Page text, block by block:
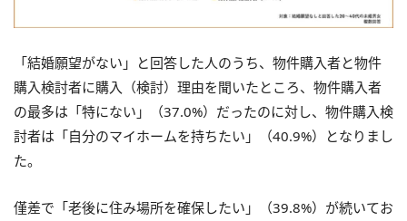
「結婚願望がない」と回答した人のうち、物件購入者と物件
購入検討者に購入（検討）理由を聞いたところ、物件購入者
の最多は「特にない」（37.0%）だったのに対し、物件購入検
討者は「自分のマイホームを持ちたい」（40.9%）となりまし
た。
僅差で「老後に住み場所を確保したい」（39.8%）が続いてお